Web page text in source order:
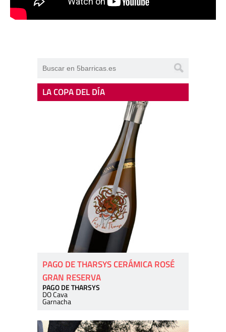
LA COPA DEL DÍA
PAGO DE THARSYS CERÁMICA ROSÉ
GRAN RESERVA
PAGO DE THARSYS
DO Cava
Garnacha